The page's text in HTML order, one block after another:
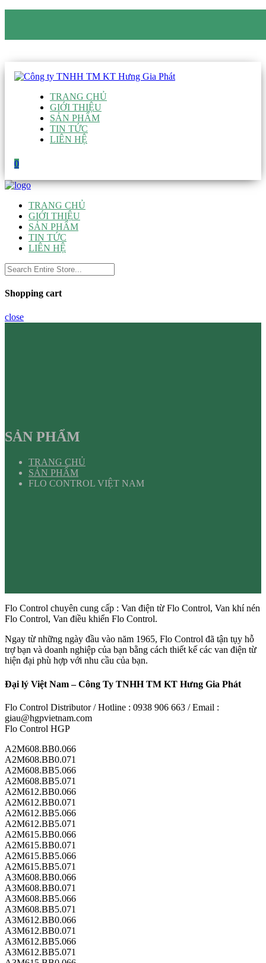
TRANG CHỦ
GIỚI THIỆU
SẢN PHẨM
TIN TỨC
LIÊN HỆ
0
TRANG CHỦ
GIỚI THIỆU
SẢN PHẨM
TIN TỨC
LIÊN HỆ
Shopping cart
close
SẢN PHẨM
TRANG CHỦ
SẢN PHẨM
FLO CONTROL VIỆT NAM
Flo Control chuyên cung cấp : Van điện từ Flo Control, Van khí nén
Flo Control, Van điều khiển Flo Control.
Ngay từ những ngày đầu vào năm 1965, Flo Control đã tận tụy hỗ
trợ bạn và doanh nghiệp của bạn bằng cách thiết kế các van điện từ
hiện đại phù hợp với nhu cầu của bạn.
Đại lý Việt Nam – Công Ty TNHH TM KT Hưng Gia Phát
Flo Control Distributor / Hotline : 0938 906 663 / Email :
giau@hgpvietnam.com
Flo Control HGP
A2M608.BB0.066
A2M608.BB0.071
A2M608.BB5.066
A2M608.BB5.071
A2M612.BB0.066
A2M612.BB0.071
A2M612.BB5.066
A2M612.BB5.071
A2M615.BB0.066
A2M615.BB0.071
A2M615.BB5.066
A2M615.BB5.071
A3M608.BB0.066
A3M608.BB0.071
A3M608.BB5.066
A3M608.BB5.071
A3M612.BB0.066
A3M612.BB0.071
A3M612.BB5.066
A3M612.BB5.071